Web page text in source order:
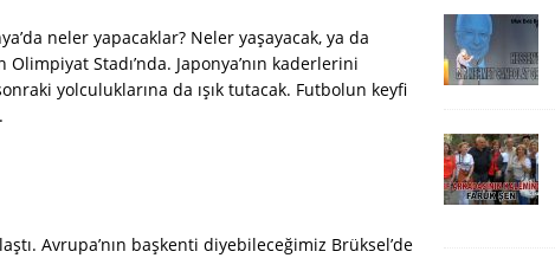
neler yapacaklar? Neler yaşayacak, ya da
Stadı’nda. Japonya’nın kaderlerini
yolculuklarına da ışık tutacak. Futbolun keyfi
Avrupa’nın başkenti diyebileceğimiz Brüksel’de